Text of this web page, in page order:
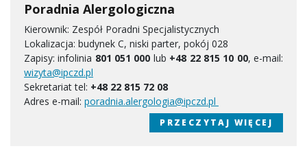
Poradnia Alergologiczna
Kierownik: Zespół Poradni Specjalistycznych
Lokalizacja: budynek C, niski parter, pokój 028
Zapisy: infolinia 801 051 000 lub +48 22 815 10 00, e-mail:
wizyta@ipczd.pl
Sekretariat tel: +48 22 815 72 08
Adres e-mail: poradnia.alergologia@ipczd.pl
PRZECZYTAJ WIĘCEJ